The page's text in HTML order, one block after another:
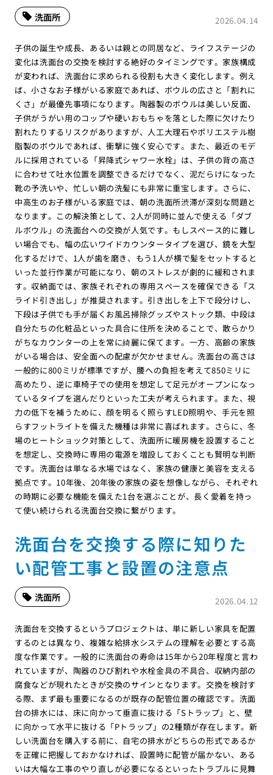
2026.04.14
洗面所
子供の誕生や成長、あるいは親との同居など、ライフステージの
変化は洗面台の交換を検討する絶好のタイミングです。家族構成
が変われば、洗面台に求められる役割も大きく変化します。例え
ば、小さなお子様がいる家庭であれば、ボウルの広さと「割れに
くさ」が最優先事項になります。陶器製のボウルは美しい反面、
子供がうがい用のコップや硬いおもちゃを落とした際に欠けたり
割れたりするリスクがありますが、人工大理石やポリエステル樹
脂製のボウルであれば、衝撃に強く安心です。また、最近のモデ
ルに採用されている「昇降式シャワー水栓」は、子供の背の高さ
に合わせて吐水位置を調整できるだけでなく、泥だらけになった
靴の予洗いや、忙しい朝の洗髪にも非常に重宝します。さらに、
中高生のお子様がいる家庭では、朝の洗面所渋滞が深刻な問題と
なります。この解決策として、2人が同時に並んで使える「ダブ
ルボウル」の洗面台への交換が人気です。もしスペース的に難し
い場合でも、幅の広いワイドカウンタータイプを選び、鏡を大型
化するだけで、1人が歯を磨き、もう1人が横で髪をセットすると
いった並行作業が可能になり、朝のストレスが劇的に緩和されま
す。収納面では、家族それぞれの専用スペースを確保できる「ス
ライド引き出し」が推奨されます。引き出しを上下で段分けし、
下段は子供でも手が届くお風呂掃除グッズやストック類、中段は
自分たちの化粧品といった具合に住所を決めることで、散らかり
がちなカウンターの上を常に綺麗に保てます。一方、高齢の家族
がいる場合は、安全面への配慮が欠かせません。洗面台の高さは
一般的に800ミリが標準ですが、腰への負担を考えて850ミリに
高めたり、逆に車椅子での使用を想定して足元がオープンになっ
ているタイプを選んだりといった工夫が考えられます。また、視
力の低下を補うために、顔を明るく照らすLED照明や、手元を照
らすフットライトを備えた機種は非常に喜ばれます。さらに、冬
場のヒートショック対策として、洗面所に暖房機を設置すること
を想定し、交換時に専用の電源を増設しておくことも賢明な判断
です。洗面台は単なる水場ではなく、家族の健康と美容を支える
拠点です。10年後、20年後の家族の姿を想像しながら、それぞれ
の時期に必要な機能を備えた1台を選ぶことが、長く愛着を持っ
て使い続けられる洗面台交換に繋がります。
洗面台を交換する際に知りた
い配管工事と設置の注意点
2026.04.12
洗面所
洗面台を交換するというプロジェクトは、単に新しい家具を配置
するのとは異なり、複雑な給排水システムの理解を必要とする高
度な作業です。一般的に洗面台の寿命は15年から20年程度と言わ
れていますが、陶器のひび割れや水栓金具の不具合、収納内部の
腐食などが現れたときが交換のサインとなります。交換を検討す
る際、まず最も重要になるのが既存の配管位置の確認です。洗面
台の排水には、床に向かって垂直に抜ける「Sトラップ」と、壁
に向かって水平に抜ける「Pトラップ」の2種類が存在します。新
しい洗面台を購入する前に、自宅の排水がどちらの形式であるか
を正確に把握しておかなければ、設置時に配管が届かない、ある
いは大幅な工事のやり直しが必要になるといったトラブルに見舞